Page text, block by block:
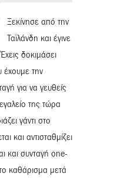
Ξεκίνησε από την
Ταϊλάνδη και έγινε
δοκιμάσει
έχουμε την
για να γευθείς
της τώρα
γάντι στο
και αντισταθμίζει
και συνταγή one-
καθάρισμα μετά